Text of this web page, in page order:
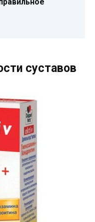
суставов